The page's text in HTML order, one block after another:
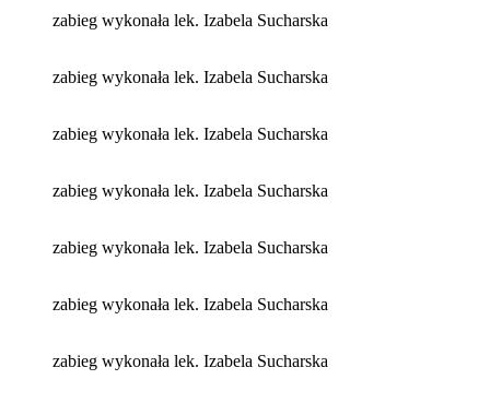
zabieg wykonała lek. Izabela Sucharska
zabieg wykonała lek. Izabela Sucharska
zabieg wykonała lek. Izabela Sucharska
zabieg wykonała lek. Izabela Sucharska
zabieg wykonała lek. Izabela Sucharska
zabieg wykonała lek. Izabela Sucharska
zabieg wykonała lek. Izabela Sucharska